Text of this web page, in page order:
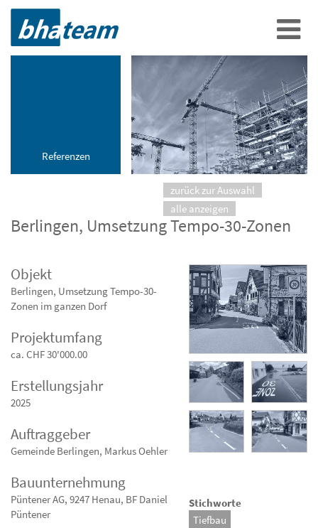
Referenzen
zurück zur Auswahl
alle anzeigen
Berlingen, Umsetzung Tempo-30-Zonen
Objekt
Berlingen, Umsetzung Tempo-30-
Zonen im ganzen Dorf
Projektumfang
ca. CHF 30'000.00
Erstellungsjahr
2025
Auftraggeber
Gemeinde Berlingen, Markus Oehler
Bauunternehmung
Püntener AG, 9247 Henau, BF Daniel
Püntener
Stichworte
Tiefbau